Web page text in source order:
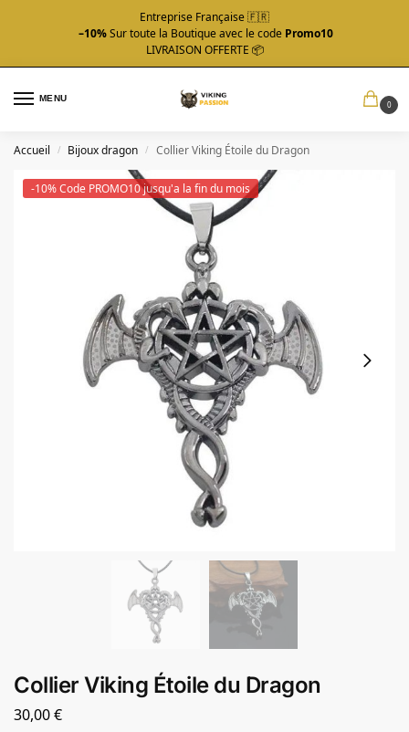
Entreprise Française 🇫🇷
–10%Sur toute la Boutique avec le code Promo10
LIVRAISON OFFERTE 📦
MENU
0
Accueil / Bijoux dragon / Collier Viking Étoile du Dragon
-10% Code PROMO10 jusqu'a la fin du mois
Collier Viking Étoile du Dragon
30,00€